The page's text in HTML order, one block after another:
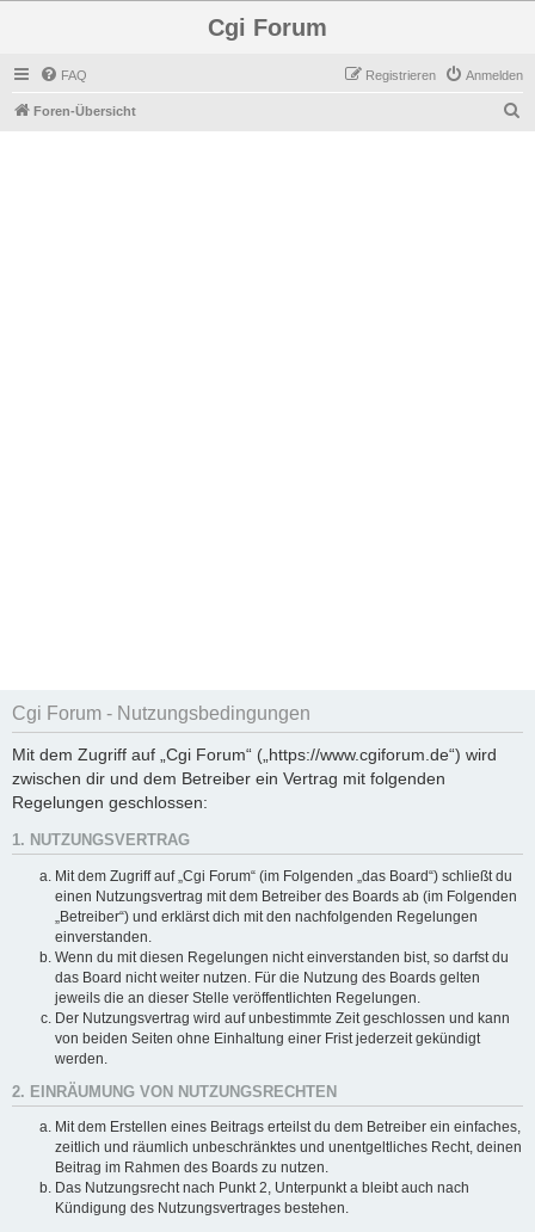
Cgi Forum
FAQ Anmelden
Registrieren
Foren-Übersicht
Cgi Forum - Nutzungsbedingungen
Mit dem Zugriff auf „Cgi Forum“ („https://www.cgiforum.de“) wird
zwischen dir und dem Betreiber ein Vertrag mit folgenden
Regelungen geschlossen:
1. NUTZUNGSVERTRAG
Mit dem Zugriff auf „Cgi Forum“ (im Folgenden „das Board“) schließt du
einen Nutzungsvertrag mit dem Betreiber des Boards ab (im Folgenden
„Betreiber“) und erklärst dich mit den nachfolgenden Regelungen
einverstanden.
Wenn du mit diesen Regelungen nicht einverstanden bist, so darfst du
das Board nicht weiter nutzen. Für die Nutzung des Boards gelten
jeweils die an dieser Stelle veröffentlichten Regelungen.
Der Nutzungsvertrag wird auf unbestimmte Zeit geschlossen und kann
von beiden Seiten ohne Einhaltung einer Frist jederzeit gekündigt
werden.
2. EINRÄUMUNG VON NUTZUNGSRECHTEN
Mit dem Erstellen eines Beitrags erteilst du dem Betreiber ein einfaches,
zeitlich und räumlich unbeschränktes und unentgeltliches Recht, deinen
Beitrag im Rahmen des Boards zu nutzen.
Das Nutzungsrecht nach Punkt 2, Unterpunkt a bleibt auch nach
Kündigung des Nutzungsvertrages bestehen.